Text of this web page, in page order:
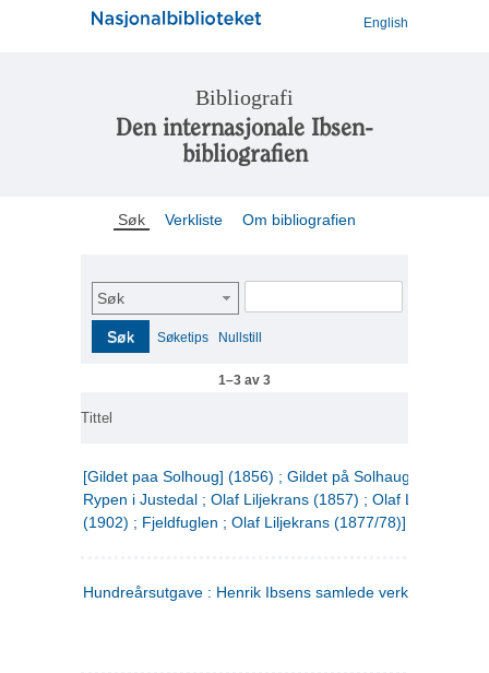
English
Bibliografi
Den internasjonale Ibsen-
bibliografien
Søk Verkliste Om bibliografien
Søk
Søk Søketips Nullstill
1–3 av 3
Tittel
[Gildet paa Solhoug] (1856) ; Gildet på Solhaug (1883) ;
Rypen i Justedal ; Olaf Liljekrans (1857) ; Olaf Liljekrans
(1902) ; Fjeldfuglen ; Olaf Liljekrans (1877/78)]
Hundreårsutgave : Henrik Ibsens samlede verker. 3